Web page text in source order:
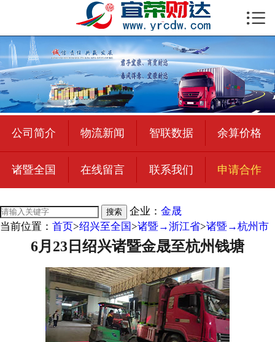
 首页
公司简介
物流新闻
绍兴至全国
合作加盟
宜荣智联
在线留言
联系我们
注册
/
登录

公司简介 物流新闻 智联数据 余算价格
诸暨全国 在线留言 联系我们 申请合作
搜索 企业： 金晟
当前位置： 首页>绍兴至全国>诸暨→浙江省>诸暨→杭州市
6月23日绍兴诸暨金晟至杭州钱塘